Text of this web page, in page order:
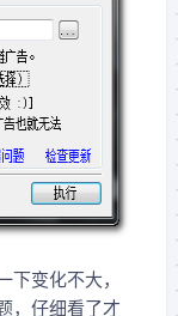
变化不大，
，仔细看了才